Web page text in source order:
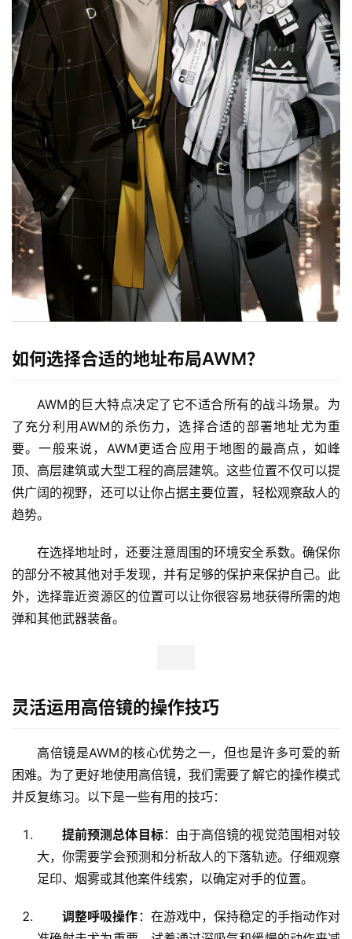
如何选择合适的地址布局AWM？
AWM的巨大特点决定了它不适合所有的战斗场景。为
了充分利用AWM的杀伤力，选择合适的部署地址尤为重
要。一般来说，AWM更适合应用于地图的最高点，如峰
顶、高层建筑或大型工程的高层建筑。这些位置不仅可以提
供广阔的视野，还可以让你占据主要位置，轻松观察敌人的
趋势。
在选择地址时，还要注意周围的环境安全系数。确保你
的部分不被其他对手发现，并有足够的保护来保护自己。此
外，选择靠近资源区的位置可以让你很容易地获得所需的炮
弹和其他武器装备。
灵活运用高倍镜的操作技巧
高倍镜是AWM的核心优势之一，但也是许多可爱的新
困难。为了更好地使用高倍镜，我们需要了解它的操作模式
并反复练习。以下是一些有用的技巧：
提前预测总体目标：由于高倍镜的视觉范围相对较
大，你需要学会预测和分析敌人的下落轨迹。仔细观察
足印、烟雾或其他案件线索，以确定对手的位置。
调整呼吸操作 ：在游戏中，保持稳定的手指动作对